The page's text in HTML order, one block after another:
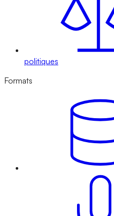
politiques
Formats